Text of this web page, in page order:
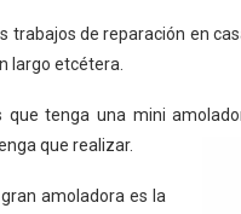
de reparación en
largo etcétera.
tenga una mini
que realizar.
amoladora es la